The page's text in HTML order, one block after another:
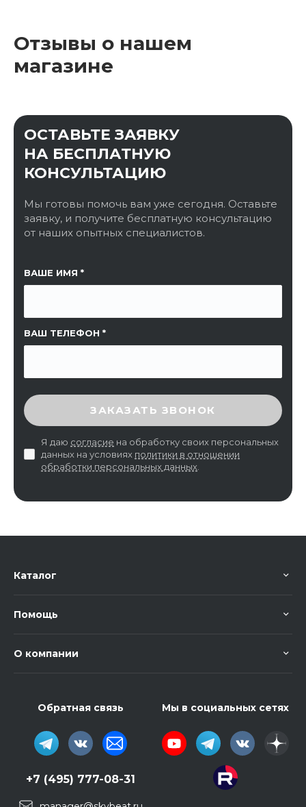
Отзывы о нашем
магазине
ОСТАВЬТЕ ЗАЯВКУ
НА БЕСПЛАТНУЮ
КОНСУЛЬТАЦИЮ
Мы готовы помочь вам уже сегодня. Оставьте
заявку, и получите бесплатную консультацию
от наших опытных специалистов.
ВАШЕ ИМЯ
ВАШ ТЕЛЕФОН
ССЫЛКА НА СТРАНИЦУ
ВВЕДИТЕ ПРОВЕРОЧНЫЙ КОД
ЗАКАЗАТЬ ЗВОНОК
Я даю согласие на обработку своих персональных
данных на условиях политики в отношении
обработки персональных данных
Каталог
Помощь
О компании
Обратная связь
+7 (495) 777-08-31
Мы в социальных сетях